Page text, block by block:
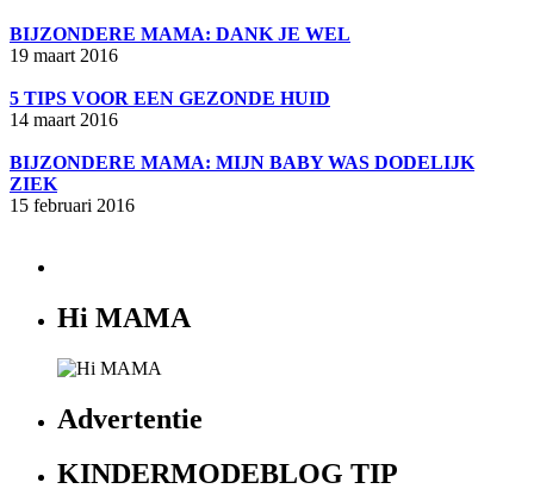
BIJZONDERE MAMA: DANK JE WEL
19 maart 2016
5 TIPS VOOR EEN GEZONDE HUID
14 maart 2016
BIJZONDERE MAMA: MIJN BABY WAS DODELIJK
ZIEK
15 februari 2016
Hi MAMA
Advertentie
KINDERMODEBLOG TIP